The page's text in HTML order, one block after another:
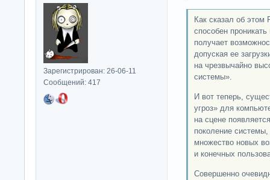
Зарегистрирован: 26-06-11
Сообщений: 417
Как сказал об
способен
получает
допуская ее
на чрезвычайно
системы».
И вот теперь,
угроз» для
на сцене
поколение
множество новых
и конечных
Совершенно